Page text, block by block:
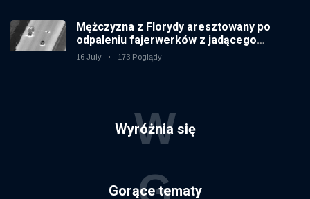
Mężczyzna z Florydy aresztowany po
odpaleniu fajerwerków z jadącego
samochodu
16 July 173 Poglądy
Wyróżnia się
W
Gorące tematy